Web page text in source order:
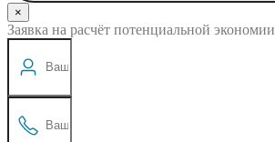
×
Заявка на расчёт потенциальной экономии